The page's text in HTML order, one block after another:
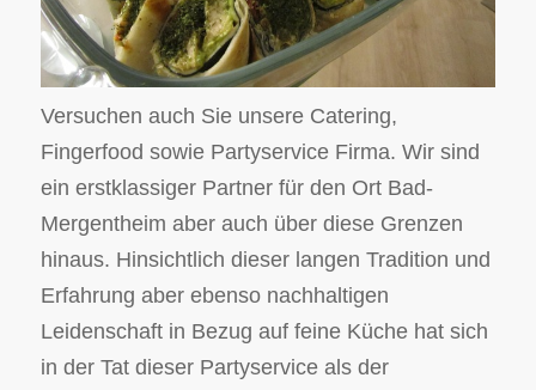
Versuchen auch Sie unsere Catering,
Fingerfood sowie Partyservice Firma. Wir sind
ein erstklassiger Partner für den Ort Bad-
Mergentheim aber auch über diese Grenzen
hinaus. Hinsichtlich dieser langen Tradition und
Erfahrung aber ebenso nachhaltigen
Leidenschaft in Bezug auf feine Küche hat sich
in der Tat dieser Partyservice als der